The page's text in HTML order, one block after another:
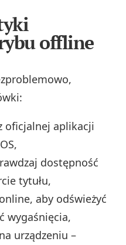
offline
oficjalnej aplikacji
dostępność
tytułu,
aby odświeżyć
wygaśnięcia,
urządzeniu –